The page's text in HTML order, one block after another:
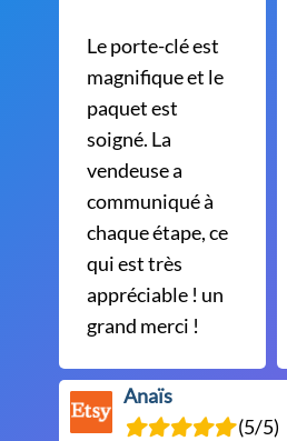
Le porte-clé est
magnifique et le
paquet est
soigné. La
vendeuse a
communiqué à
chaque étape, ce
qui est très
appréciable ! un
grand merci !
Anaïs
(5/5)